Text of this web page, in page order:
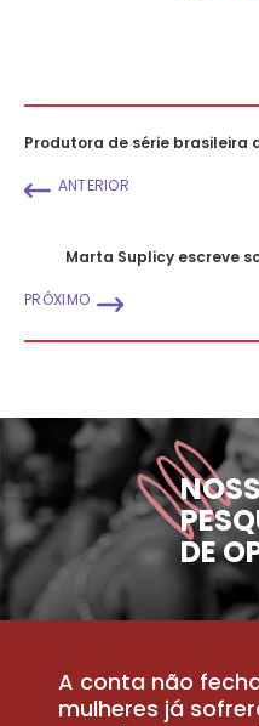
Produtora de série brasileira
ANTERIOR
Marta Suplicy escreve
PRÓXIMO
DE
A conta não
mulheres já